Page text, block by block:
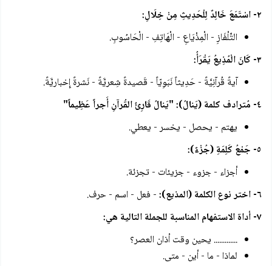
٢- اسْتَمَعَ خَالِدٌ لِلْحَدِيثِ مِنْ خِلَالِ:
التِّلْفَازِ - الْمِذْيَاعِ - الْهَاتِفِ - الْحَاسُوبِ.
٣- كَانَ الْمُذِيعُ يَقْرَأُ:
آيةً قُرآنِيَّةً - حَدِيثاً نَبَوِيّاً - قَصيدةً شِعريَّةً - نَشرةً إِخباريَّةً.
٤- مُترادف كلمة (يَنالُ): "يَنالُ قَارِئُ القُرآنِ أَجراً عَظِيماً"
يهتم - يحصل - يخسر - يعطي.
٥- جَمْعُ كَلِمَةِ (جُزْءٌ):
أجزاء - جزوء - جزيئات - تجزئة.
٦- اختر نوع الكلمة (المذيع):
- فعل - اسم - حرف.
٧- أداة الاستفهام المناسبة للجملة التالية هي:
............. يحين وقت أذان العصر؟
لماذا - ما - أين - متى.